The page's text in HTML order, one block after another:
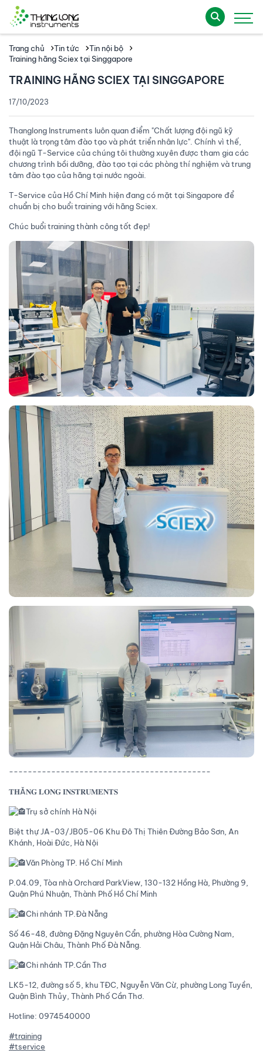
Trang chủ Tin tức
Tin nội bộ
Training hãng Sciex tại Singgapore
TRAINING HÃNG SCIEX TẠI SINGGAPORE
17/10/2023
Thanglong Instruments luôn quan điểm "Chất lượng đội ngũ kỹ
thuật là trọng tâm đào tạo và phát triển nhân lực". Chính vì thế,
đội ngũ T-Service của chúng tôi thường xuyên được tham gia các
chương trình bồi dưỡng, đào tạo tại các phòng thí nghiệm và trung
tâm đào tạo của hãng tại nước ngoài.
T-Service của Hồ Chí Minh hiện đang có mặt tại Singapore để
chuẩn bị cho buổi training với hãng Sciex.
Chúc buổi training thành công tốt đẹp!
-------------------------------------------
𝐓𝐇Ă𝐍𝐆 𝐋𝐎𝐍𝐆 𝐈𝐍𝐒𝐓𝐑𝐔𝐌𝐄𝐍𝐓𝐒
Trụ sở chính Hà Nội
Biệt thự JA-03/JB05-06 Khu Đô Thị Thiên Đường Bảo Sơn, An
Khánh, Hoài Đức, Hà Nội
Văn Phòng TP. Hồ Chí Minh
P.04.09, Tòa nhà Orchard ParkView, 130-132 Hồng Hà, Phường 9,
Quận Phú Nhuận, Thành Phố Hồ Chí Minh
Chi nhánh TP.Đà Nẵng
Số 46-48, đường Đặng Nguyên Cẩn, phường Hòa Cường Nam,
Quận Hải Châu, Thành Phố Đà Nẵng.
Chi nhánh TP.Cần Thơ
LK5-12, đường số 5, khu TĐC, Nguyễn Văn Cừ, phường Long Tuyền,
Quận Bình Thủy, Thành Phố Cần Thơ.
Hotline: 0974540000
#training
#tservice